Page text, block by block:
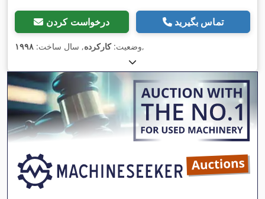
درخواست کردن تماس بگیرید
وضعیت:کارکرده, سال ساخت: ۱۹۹۸ ,